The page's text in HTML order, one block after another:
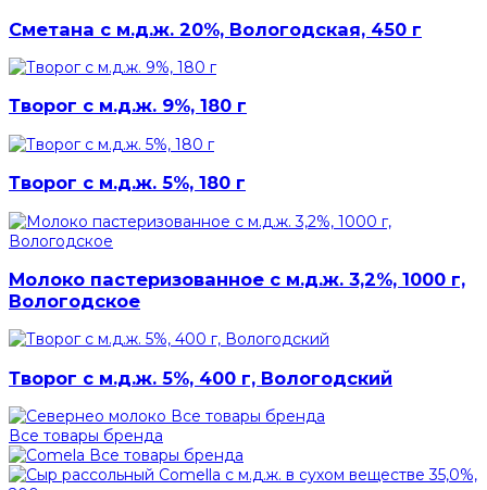
Сметана с м.д.ж. 20%, Вологодская, 450 г
Творог с м.д.ж. 9%, 180 г
Творог с м.д.ж. 5%, 180 г
Молоко пастеризованное с м.д.ж. 3,2%, 1000 г,
Вологодское
Творог с м.д.ж. 5%, 400 г, Вологодский
Все товары бренда
Все товары бренда
Все товары бренда